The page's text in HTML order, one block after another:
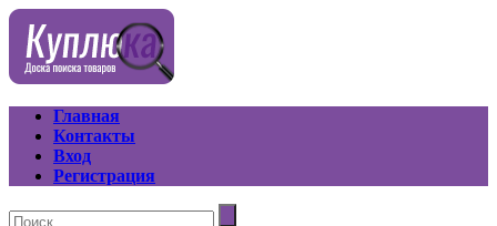
Главная
Контакты
Вход
Регистрация